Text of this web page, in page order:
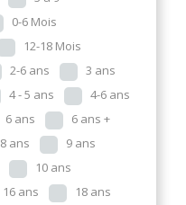
0-6 Mois
12-18 Mois
2-6 ans
3 ans
4 - 5 ans
4-6 ans
6 ans
6 ans +
8 ans
9 ans
10 ans
16 ans 18 ans